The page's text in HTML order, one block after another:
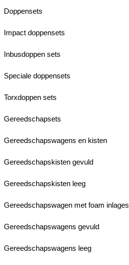
Doppensets
Impact doppensets
Inbusdoppen sets
Speciale doppensets
Torxdoppen sets
Gereedschapsets
Gereedschapswagens en kisten
Gereedschapskisten gevuld
Gereedschapskisten leeg
Gereedschapswagen met foam inlages
Gereedschapswagens gevuld
Gereedschapswagens leeg